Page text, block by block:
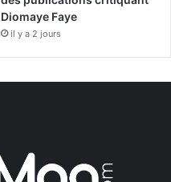
Diomaye Faye
il y a 2 jours